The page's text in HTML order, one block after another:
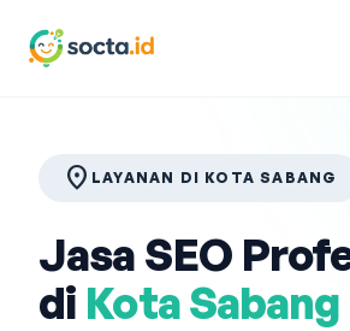
location_on LAYANAN DI KOTA SABANG
Jasa SEO
di Kota Sabang